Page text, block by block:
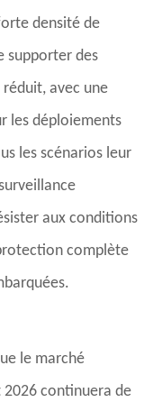
densité de
supporter des
avec une
les déploiements
les scénarios leur
aux conditions
complète
le marché
continuera de